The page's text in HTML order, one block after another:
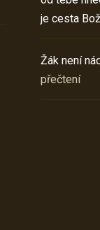
je cesta
Žák není
přečtení